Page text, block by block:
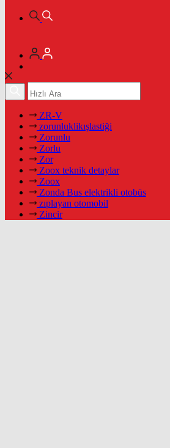
ZR-V
zorunluklikışlastiği
Zorunlu
Zorlu
Zor
Zoox teknik detaylar
Zoox
Zonda Bus elektrikli otobüs
zıplayan otomobil
Zincir